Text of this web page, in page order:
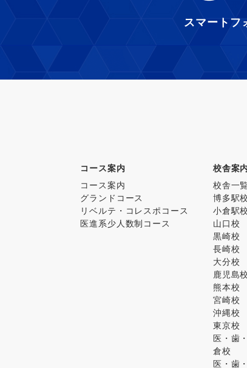
スマートフ
コース案内
コース案内
グランドコース
リベルテ・コレスポコース
医進系少人数制コース
校舎案
校舎一
博多駅校
小倉駅校
山口校
黒崎校
長崎校
大分校
鹿児島校
熊本校
宮崎校
沖縄校
東京校
医・歯
倉校
医・歯